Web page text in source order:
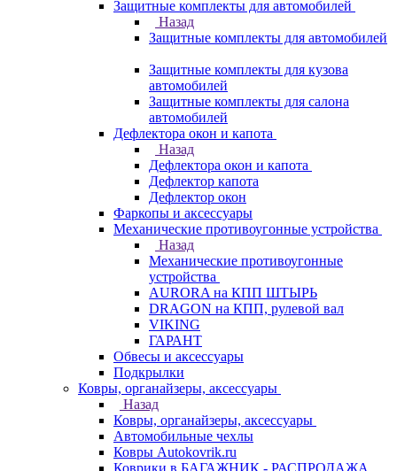
Защитные комплекты для автомобилей
Назад
Защитные комплекты для автомобилей
Защитные комплекты для кузова
автомобилей
Защитные комплекты для салона
автомобилей
Дефлектора окон и капота
Назад
Дефлектора окон и капота
Дефлектор капота
Дефлектор окон
Фаркопы и аксессуары
Механические противоугонные устройства
Назад
Механические противоугонные
устройства
AURORA на КПП ШТЫРЬ
DRAGON на КПП, рулевой вал
VIKING
ГАРАНТ
Обвесы и аксессуары
Подкрылки
Ковры, органайзеры, аксессуары
Назад
Ковры, органайзеры, аксессуары
Автомобильные чехлы
Ковры Autokovrik.ru
Коврики в БАГАЖНИК - РАСПРОДАЖА